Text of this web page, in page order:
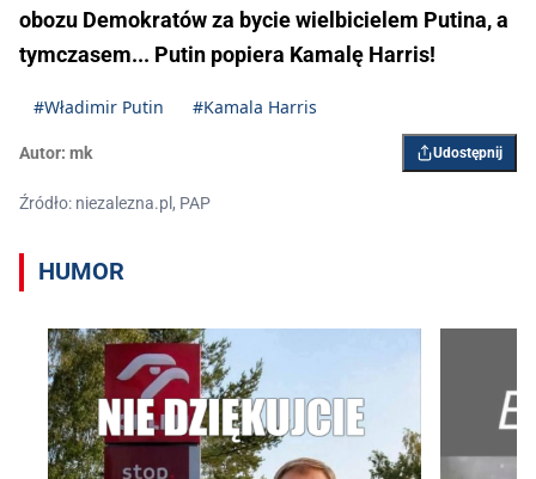
obozu Demokratów za bycie wielbicielem Putina, a
tymczasem... Putin popiera Kamalę Harris!
#Władimir Putin #Kamala Harris
Autor: mk Udostępnij
Źródło: niezalezna.pl, PAP
HUMOR